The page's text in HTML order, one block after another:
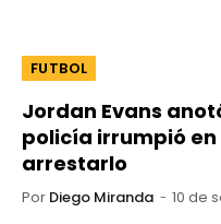
FUTBOL
Jordan Evans
policía irrumpió
arrestarlo
Por Diego Miranda 10 de